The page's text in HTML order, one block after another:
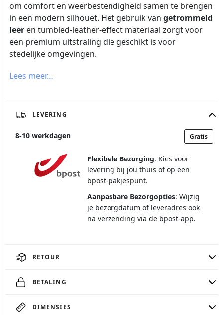
om comfort en weerbestendigheid samen te brengen
in een modern silhouet. Het gebruik van getrommeld
leer en tumbled-leather-effect materiaal zorgt voor
een premium uitstraling die geschikt is voor
stedelijke omgevingen.
Lees meer…
LEVERING
8-10 werkdagen Gratis
Flexibele Bezorging: Kies voor
levering bij jou thuis of op een
bpost-pakjespunt.
Aanpasbare Bezorgopties: Wijzig
je bezorgdatum of leveradres ook
na verzending via de bpost-app.
RETOUR
BETALING
DIMENSIES